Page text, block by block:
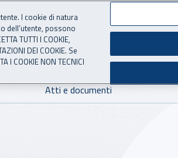
Atti e documenti
I cookie di natura
dell’utente, possono
TUTTI I COOKIE,
DEI COOKIE. Se
COOKIE NON TECNICI